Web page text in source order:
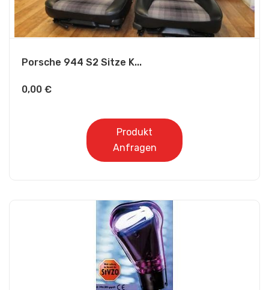
Porsche 944 S2 Sitze K...
0,00 €
Produkt
Anfragen